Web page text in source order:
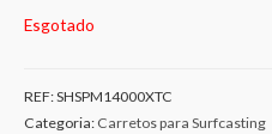
Esgotado
REF:SHSPM14000XTC
Categoria: Carretos para Surfcasting